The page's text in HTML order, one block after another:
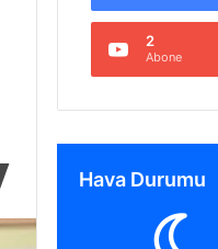
2
Abone
Hava Durumu